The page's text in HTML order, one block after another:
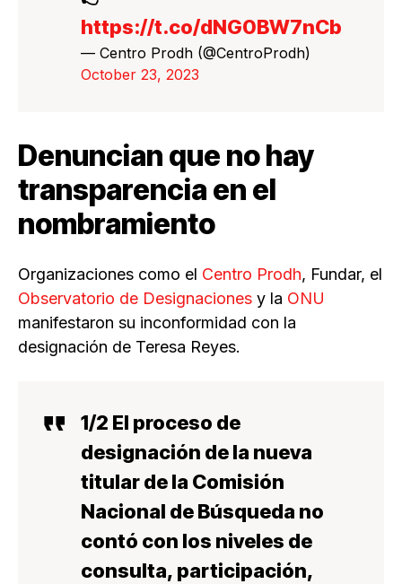
https://t.co/dNG0BW7nCb
— Centro Prodh (@CentroProdh)
October 23, 2023
Denuncian que no hay
transparencia en el
nombramiento
Organizaciones como el Centro Prodh, Fundar, el
Observatorio de Designaciones y la ONU
manifestaron su inconformidad con la
designación de Teresa Reyes.
1/2 El proceso de
designación de la nueva
titular de la Comisión
Nacional de Búsqueda no
contó con los niveles de
consulta, participación,